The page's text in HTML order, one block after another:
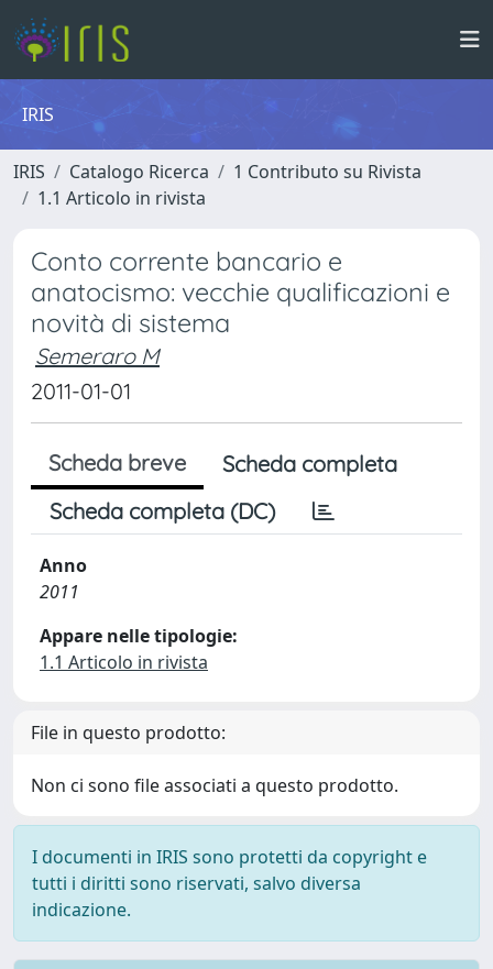
IRIS
IRIS Catalogo Ricerca
1 Contributo su Rivista
1.1 Articolo in rivista
Conto corrente bancario e
anatocismo: vecchie qualificazioni e
novità di sistema
Semeraro M
2011-01-01
Scheda breve
Scheda completa
Scheda completa (DC)
Anno
2011
Appare nelle tipologie:
1.1 Articolo in rivista
File in questo prodotto:
Non ci sono file associati a questo prodotto.
I documenti in IRIS sono protetti da copyright e
tutti i diritti sono riservati, salvo diversa
indicazione.